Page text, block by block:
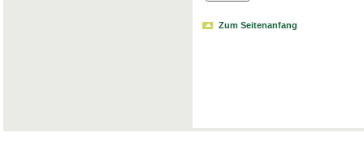
Zum Seitenanfang